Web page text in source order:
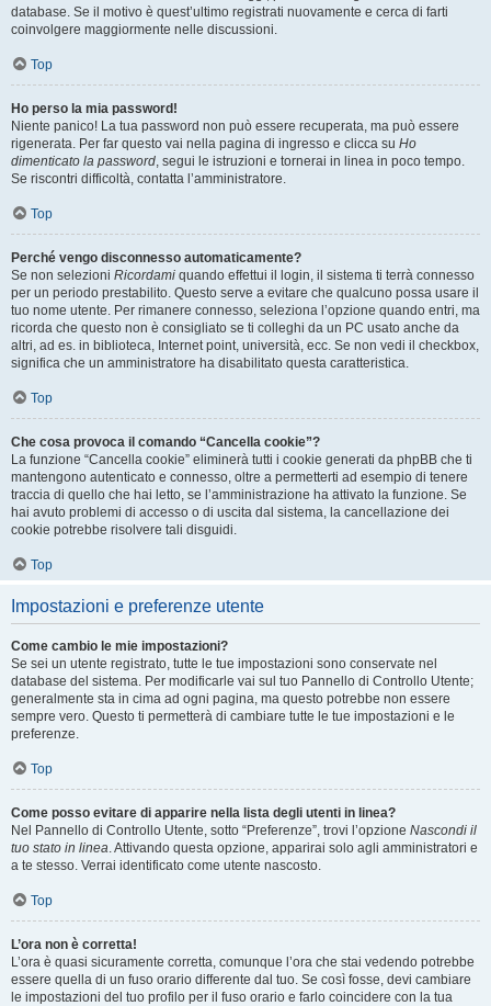
database. Se il motivo è quest’ultimo registrati nuovamente e cerca di farti
coinvolgere maggiormente nelle discussioni.
Top
Ho perso la mia password!
Niente panico! La tua password non può essere recuperata, ma può essere
rigenerata. Per far questo vai nella pagina di ingresso e clicca su Ho
dimenticato la password, segui le istruzioni e tornerai in linea in poco tempo.
Se riscontri difficoltà, contatta l’amministratore.
Top
Perché vengo disconnesso automaticamente?
Se non selezioni Ricordami quando effettui il login, il sistema ti terrà connesso
per un periodo prestabilito. Questo serve a evitare che qualcuno possa usare il
tuo nome utente. Per rimanere connesso, seleziona l’opzione quando entri, ma
ricorda che questo non è consigliato se ti colleghi da un PC usato anche da
altri, ad es. in biblioteca, Internet point, università, ecc. Se non vedi il checkbox,
significa che un amministratore ha disabilitato questa caratteristica.
Top
Che cosa provoca il comando “Cancella cookie”?
La funzione “Cancella cookie” eliminerà tutti i cookie generati da phpBB che ti
mantengono autenticato e connesso, oltre a permetterti ad esempio di tenere
traccia di quello che hai letto, se l’amministrazione ha attivato la funzione. Se
hai avuto problemi di accesso o di uscita dal sistema, la cancellazione dei
cookie potrebbe risolvere tali disguidi.
Top
Impostazioni e preferenze utente
Come cambio le mie impostazioni?
Se sei un utente registrato, tutte le tue impostazioni sono conservate nel
database del sistema. Per modificarle vai sul tuo Pannello di Controllo Utente;
generalmente sta in cima ad ogni pagina, ma questo potrebbe non essere
sempre vero. Questo ti permetterà di cambiare tutte le tue impostazioni e le
preferenze.
Top
Come posso evitare di apparire nella lista degli utenti in linea?
Nel Pannello di Controllo Utente, sotto “Preferenze”, trovi l’opzione Nascondi il
tuo stato in linea. Attivando questa opzione, apparirai solo agli amministratori e
a te stesso. Verrai identificato come utente nascosto.
Top
L’ora non è corretta!
L’ora è quasi sicuramente corretta, comunque l’ora che stai vedendo potrebbe
essere quella di un fuso orario differente dal tuo. Se così fosse, devi cambiare
le impostazioni del tuo profilo per il fuso orario e farlo coincidere con la tua